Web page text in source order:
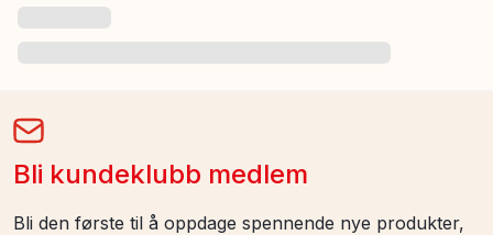
Bli kundeklubb medlem
Bli den første til å oppdage spennende nye produkter,